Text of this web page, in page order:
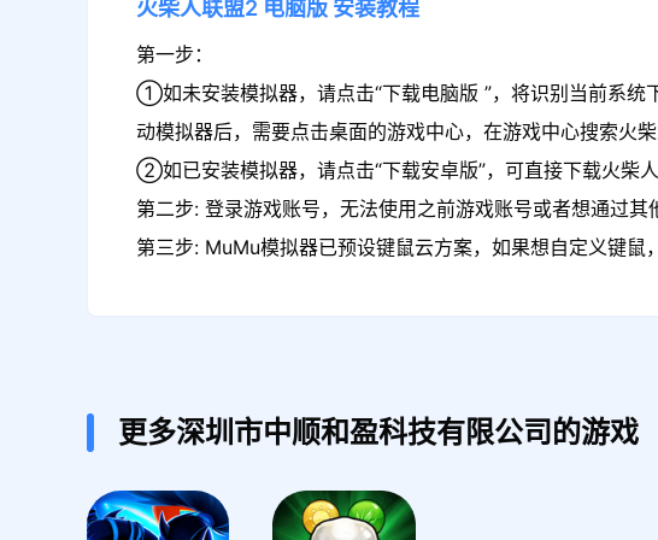
火柴人联盟2 电脑版 安装教程
第一步：
①如未安装模拟器，请点击“下载电脑版 ”，将识别当前系
动模拟器后，需要点击桌面的游戏中心，在游戏中心搜索火柴
②如已安装模拟器，请点击“下载安卓版”，可直接下载火柴
第二步: 登录游戏账号，无法使用之前游戏账号或者想通过
第三步: MuMu模拟器已预设键鼠云方案，如果想自定义键鼠
更多深圳市中顺和盈科技有限公司的游戏